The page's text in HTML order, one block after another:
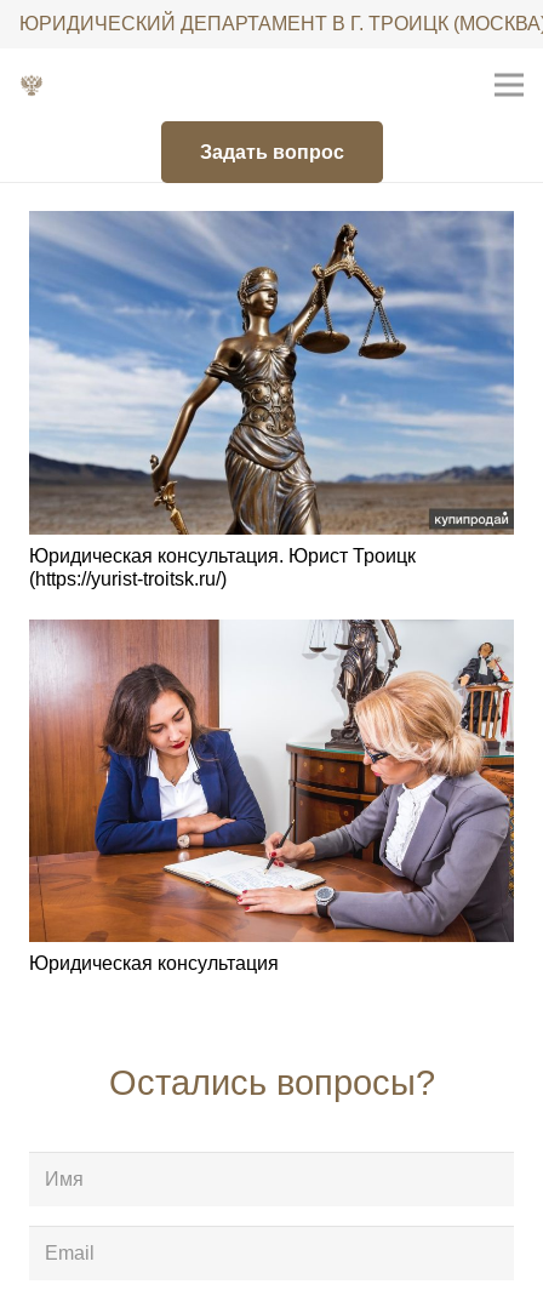
ЮРИДИЧЕСКИЙ ДЕПАРТАМЕНТ В Г. ТРОИЦК
Задать вопрос
Юридическая консультация. Юрист Троицк
(https://yurist-troitsk.ru/)
Юридическая консультация
Остались вопросы?